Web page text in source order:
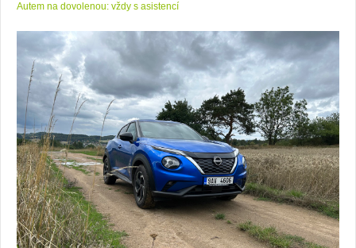
Autem na dovolenou: vždy s asistencí